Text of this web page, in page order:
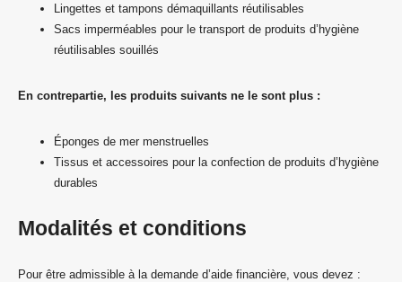
Lingettes et tampons démaquillants réutilisables
Sacs imperméables pour le transport de produits d’hygiène
réutilisables souillés
En contrepartie, les produits suivants ne le sont plus :
Éponges de mer menstruelles
Tissus et accessoires pour la confection de produits d’hygiène
durables
Modalités et conditions
Pour être admissible à la demande d’aide financière, vous devez :